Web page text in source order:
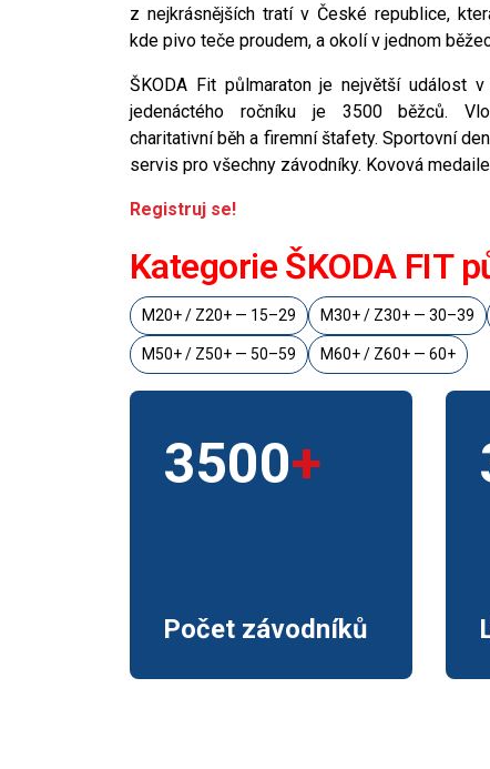
z nejkrásnějších tratí v České republice,
kde pivo teče proudem, a okolí v jednom
ŠKODA Fit půlmaraton je největší událost
jedenáctého ročníku je 3500 běžců.
charitativní běh a firemní štafety. Sportovní
servis pro všechny závodníky. Kovová
Registruj se!
Kategorie ŠKODA FIT
M20+ / Z20+ — 15–29 M30+ / Z30+ — 30–39
M50+ / Z50+ — 50–59 M60+ / Z60+ — 60+
3500
Počet závodníků